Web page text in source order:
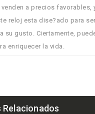
a precios favorables,
reloj esta dise?ado para
su gusto. Ciertamente,
enriquecer la vida.